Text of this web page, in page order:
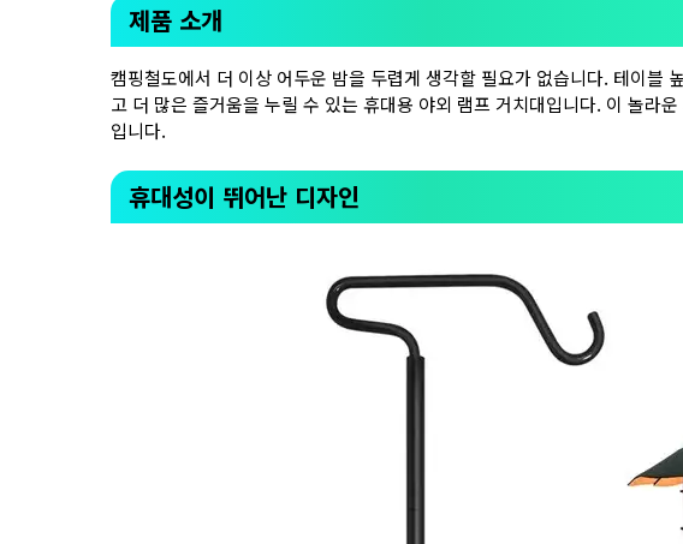
제품 소개
캠핑철도에서 더 이상 어두운 밤을 두렵게 생각할 필요가 없습니다. 테이블
고 더 많은 즐거움을 누릴 수 있는 휴대용 야외 램프 거치대입니다. 이 놀라
입니다.
휴대성이 뛰어난 디자인